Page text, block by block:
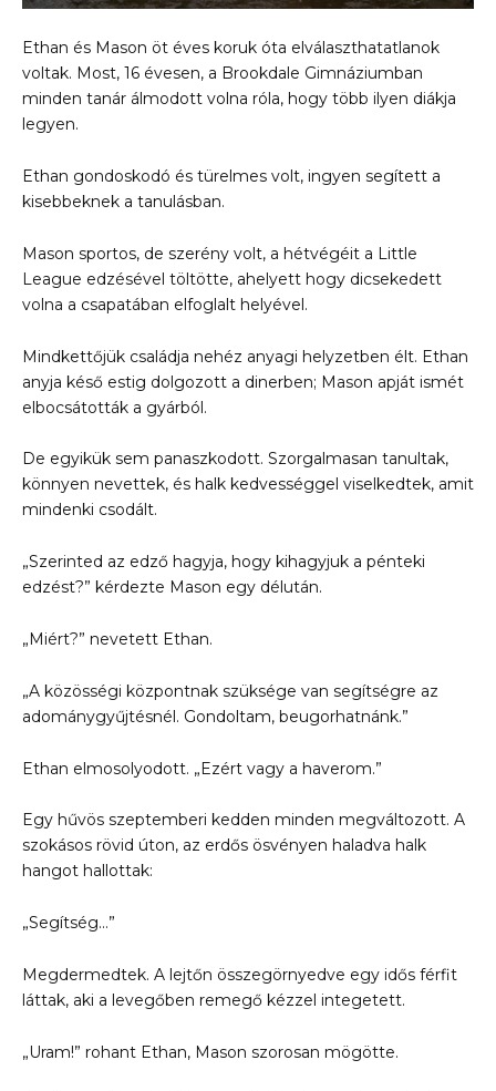
Ethan és Mason öt éves koruk óta elválaszthatatlanok
voltak. Most, 16 évesen, a Brookdale Gimnáziumban
minden tanár álmodott volna róla, hogy több ilyen diákja
legyen.
Ethan gondoskodó és türelmes volt, ingyen segített a
kisebbeknek a tanulásban.
Mason sportos, de szerény volt, a hétvégéit a Little
League edzésével töltötte, ahelyett hogy dicsekedett
volna a csapatában elfoglalt helyével.
Mindkettőjük családja nehéz anyagi helyzetben élt. Ethan
anyja késő estig dolgozott a dinerben; Mason apját ismét
elbocsátották a gyárból.
De egyikük sem panaszkodott. Szorgalmasan tanultak,
könnyen nevettek, és halk kedvességgel viselkedtek, amit
mindenki csodált.
„Szerinted az edző hagyja, hogy kihagyjuk a pénteki
edzést?” kérdezte Mason egy délután.
„Miért?” nevetett Ethan.
„A közösségi központnak szüksége van segítségre az
adománygyűjtésnél. Gondoltam, beugorhatnánk.”
Ethan elmosolyodott. „Ezért vagy a haverom.”
Egy hűvös szeptemberi kedden minden megváltozott. A
szokásos rövid úton, az erdős ösvényen haladva halk
hangot hallottak:
„Segítség…”
Megdermedtek. A lejtőn összegörnyedve egy idős férfit
láttak, aki a levegőben remegő kézzel integetett.
„Uram!” rohant Ethan, Mason szorosan mögötte.